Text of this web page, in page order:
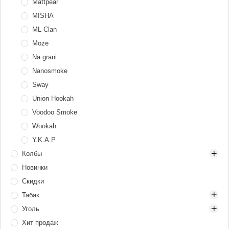
Уплотнители для шлангов
Ёршики для шахты
Чистящие средства
Щётки для чаши и калауда
Шланги
Щипцы для угля
Mattpear
MISHA
ML Clan
Moze
Na grani
Nanosmoke
Sway
Union Hookah
Voodoo Smoke
Wookah
Y.K.A.P
Колбы
Mini (компактные)
90–150 zł
Cosmo
Craft
Crystal
Новинки
Скидки
Табак
DarkSide
100 грамм
Уголь
25 мм
Хит продаж